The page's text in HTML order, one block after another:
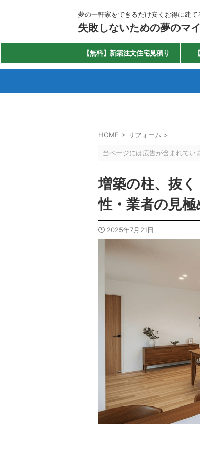
夢の一軒家をできるだけ安くお得に建て
失敗しないための夢のマ
【無料】新築注文住宅見積り
HOME > リフォーム >
当ページには広告が含まれてい
増築の柱、抜
性・業者の見極
2025年7月21日